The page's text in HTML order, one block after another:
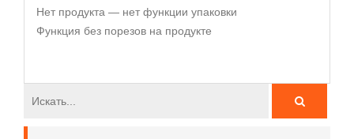
Нет продукта — нет функции упаковки
Функция без порезов на продукте